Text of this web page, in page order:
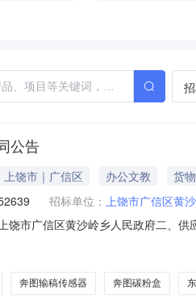
公告
上饶市｜广信区 办公文教
货物
招标单位： 上饶市广信区黄
饶市广信区黄沙岭乡人民政府二、
2650K碳粉盒适用于奔图
奔图输稿传感器 奔图碳粉盒